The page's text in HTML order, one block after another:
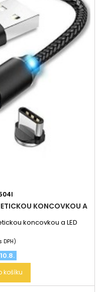
KONCOVKOU A
koncovkou a LED
DPH)
košíku